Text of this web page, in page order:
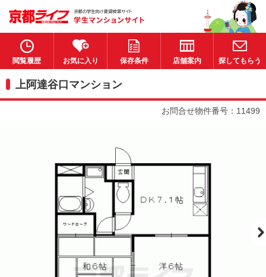
閲覧履歴 お気に入り 保存条件 店舗案内 探してもらう
上阿達谷口マンション
お問合せ物件番号：11499